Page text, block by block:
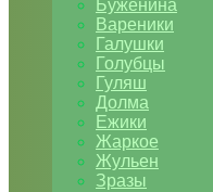
Буженина
Вареники
Галушки
Голубцы
Гуляш
Долма
Ежики
Жаркое
Жульен
Зразы